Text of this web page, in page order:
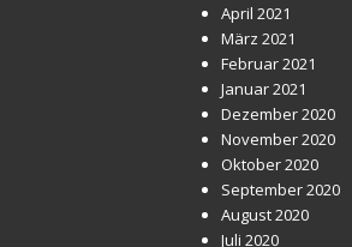
April 2021
März 2021
Februar 2021
Januar 2021
Dezember 2020
November 2020
Oktober 2020
September 2020
August 2020
Juli 2020